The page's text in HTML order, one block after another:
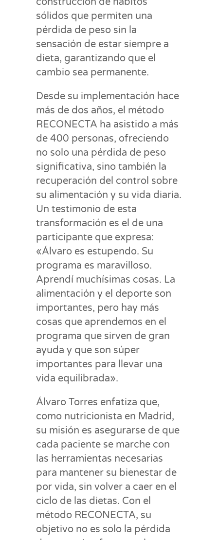
sólidos que permiten una
pérdida de peso sin la
sensación de estar siempre a
dieta, garantizando que el
cambio sea permanente.
Desde su implementación hace
más de dos años, el método
RECONECTA ha asistido a más
de 400 personas, ofreciendo
no solo una pérdida de peso
significativa, sino también la
recuperación del control sobre
su alimentación y su vida diaria.
Un testimonio de esta
transformación es el de una
participante que expresa:
«Álvaro es estupendo. Su
programa es maravilloso.
Aprendí muchísimas cosas. La
alimentación y el deporte son
importantes, pero hay más
cosas que aprendemos en el
programa que sirven de gran
ayuda y que son súper
importantes para llevar una
vida equilibrada».
Álvaro Torres enfatiza que,
como nutricionista en Madrid,
su misión es asegurarse de que
cada paciente se marche con
las herramientas necesarias
para mantener su bienestar de
por vida, sin volver a caer en el
ciclo de las dietas. Con el
método RECONECTA, su
objetivo no es solo la pérdida